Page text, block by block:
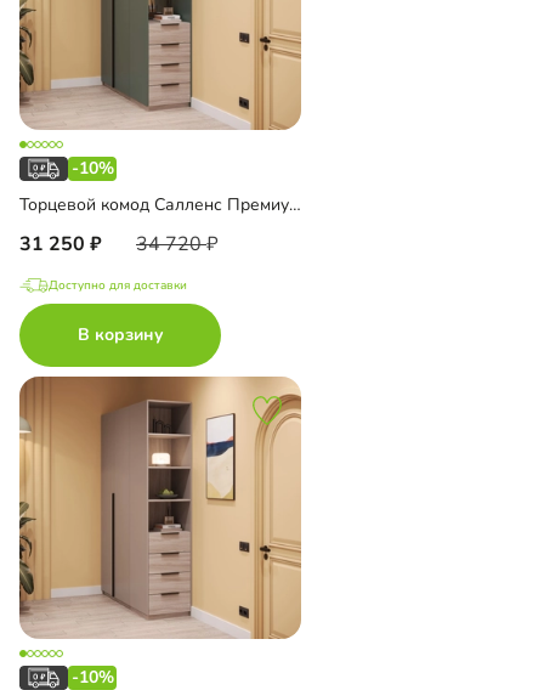
-10%
Торцевой комод Салленс Премиум с зеркалом
31 250 34 720
Доступно для доставки
В корзину
-10%